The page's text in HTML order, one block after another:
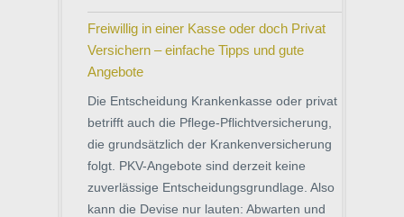
Freiwillig in einer Kasse oder doch Privat
Versichern – einfache Tipps und gute
Angebote
Die Entscheidung Krankenkasse oder privat
betrifft auch die Pflege-Pflichtversicherung,
die grundsätzlich der Krankenversicherung
folgt. PKV-Angebote sind derzeit keine
zuverlässige Entscheidungsgrundlage. Also
kann die Devise nur lauten: Abwarten und